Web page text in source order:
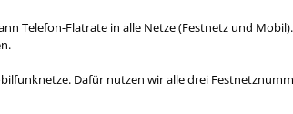
Telefon-Flatrate in alle Netze (Festnetz und Mobil).
Dafür nutzen wir alle drei